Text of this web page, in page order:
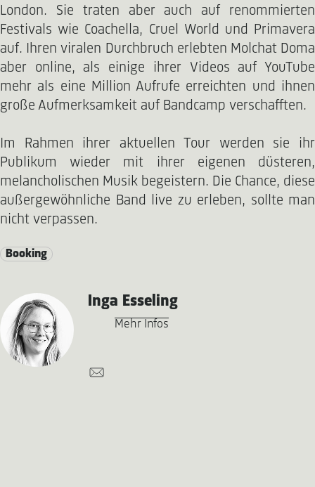
London. Sie traten aber auch auf renommierten
Festivals wie Coachella, Cruel World und Primavera
auf. Ihren viralen Durchbruch erlebten Molchat Doma
aber online, als einige ihrer Videos auf YouTube
mehr als eine Million Aufrufe erreichten und ihnen
große Aufmerksamkeit auf Bandcamp verschafften.
Im Rahmen ihrer aktuellen Tour werden sie ihr
Publikum wieder mit ihrer eigenen düsteren,
melancholischen Musik begeistern. Die Chance, diese
außergewöhnliche Band live zu erleben, sollte man
nicht verpassen.
Booking
Inga Esseling
Mehr Infos